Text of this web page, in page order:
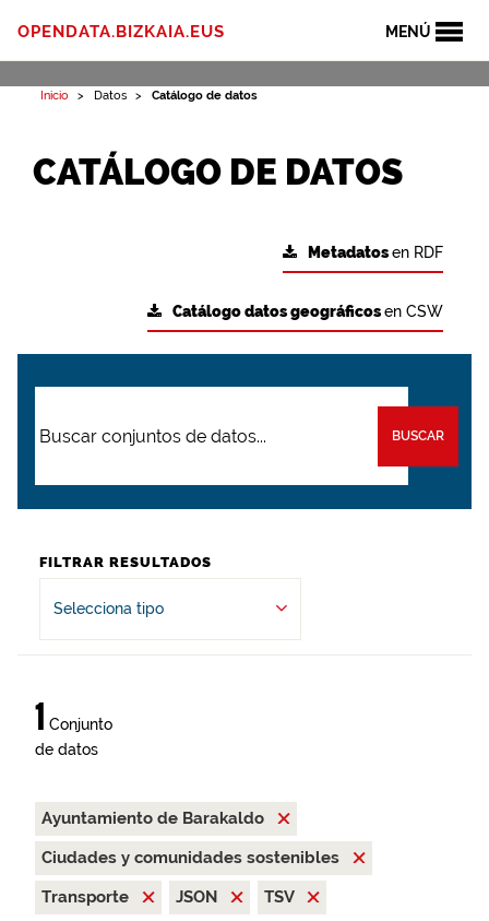
MENÚ
OPENDATA.BIZKAIA.EUS
Inicio Datos Catálogo de datos
CATÁLOGO DE DATOS
Metadatosen RDF
Catálogo datos geográficosen CSW
BUSCAR
FILTRAR RESULTADOS
Selecciona tipo
1 Conjunto
de datos
Ayuntamiento de Barakaldo
Ciudades y comunidades sostenibles
Transporte
JSON
TSV